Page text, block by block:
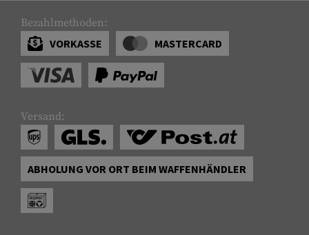
Bezahlmethoden:
VORKASSE
MASTERCARD
Versand:
ABHOLUNG VOR ORT BEIM WAFFENHÄNDLER